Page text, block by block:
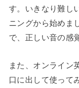
す。いきなり難し
ニングから始めま
で、正しい音の感
また、オンライン
口に出して使って